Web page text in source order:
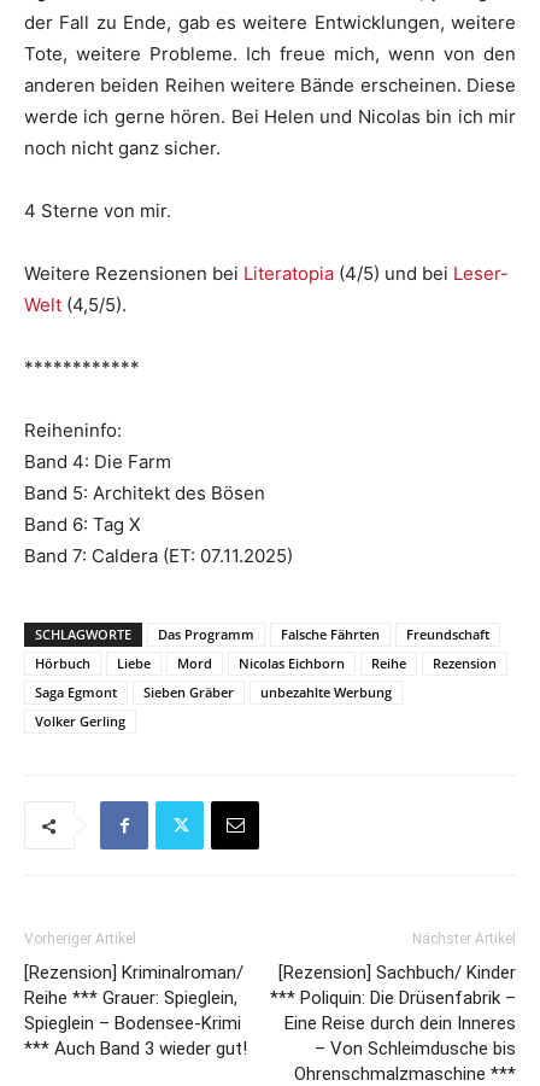
der Fall zu Ende, gab es weitere Entwicklungen, weitere
Tote, weitere Probleme. Ich freue mich, wenn von den
anderen beiden Reihen weitere Bände erscheinen. Diese
werde ich gerne hören. Bei Helen und Nicolas bin ich mir
noch nicht ganz sicher.
4 Sterne von mir.
Weitere Rezensionen bei Literatopia (4/5) und bei Leser-
Welt (4,5/5).
************
Reiheninfo:
Band 4: Die Farm
Band 5: Architekt des Bösen
Band 6: Tag X
Band 7: Caldera (ET: 07.11.2025)
SCHLAGWORTE Das Programm Falsche Fährten
Freundschaft
Hörbuch
Liebe Mord Nicolas Eichborn Reihe
Rezension
Saga Egmont
Sieben Gräber
unbezahlte Werbung
Volker Gerling
Vorheriger Artikel
[Rezension] Kriminalroman/
Reihe *** Grauer: Spieglein,
Spieglein – Bodensee-Krimi
*** Auch Band 3 wieder gut!
Nächster Artikel
[Rezension] Sachbuch/ Kinder
*** Poliquin: Die Drüsenfabrik –
Eine Reise durch dein Inneres
– Von Schleimdusche bis
Ohrenschmalzmaschine ***